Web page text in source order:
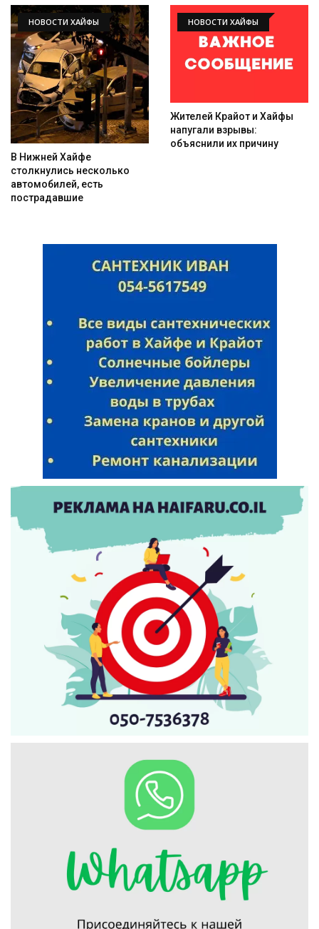
НОВОСТИ ХАЙФЫ
В Нижней Хайфе
столкнулись несколько
автомобилей, есть
пострадавшие
НОВОСТИ ХАЙФЫ
Жителей Крайот и Хайфы
напугали взрывы:
объяснили их причину